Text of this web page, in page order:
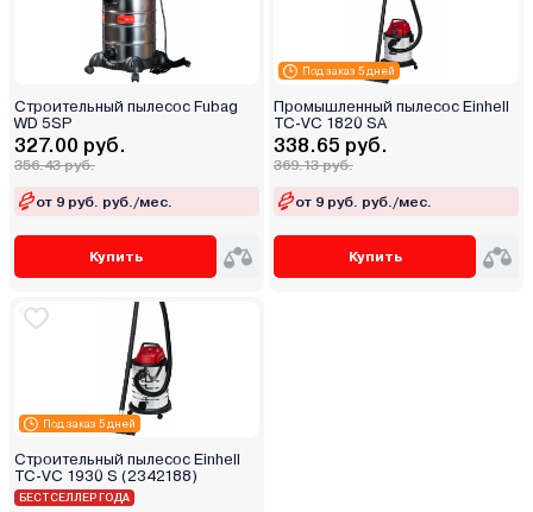
Строительный пылесос Fubag
WD 5SP
327.00 руб.
356.43 руб.
от 9 руб. руб./мес.
Купить
Под заказ 5 дней
Промышленный пылесос Einhell
TC-VC 1820 SA
338.65 руб.
369.13 руб.
от 9 руб. руб./мес.
Купить
Под заказ 5 дней
Строительный пылесос Einhell
TC-VC 1930 S (2342188)
БЕСТСЕЛЛЕР ГОДА